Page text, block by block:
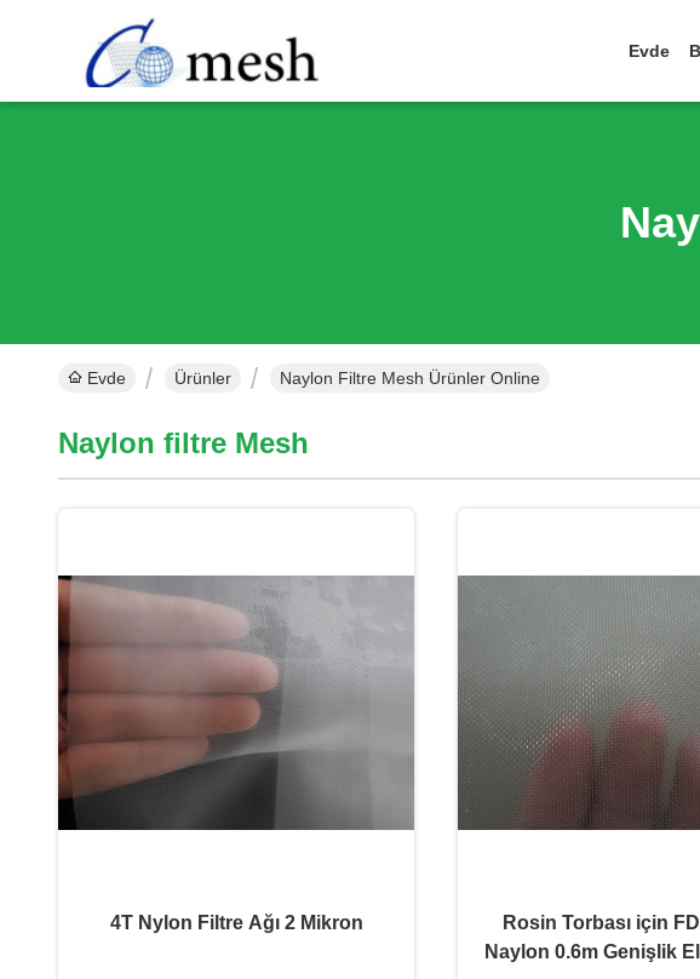
Evde
Evde Ürünler Naylon Filtre Mesh Ürünler Online
Naylon filtre Mesh
4T Nylon Filtre Ağı 2 Mikron
Rosin Torbası için
Naylon 0.6m Genişlik